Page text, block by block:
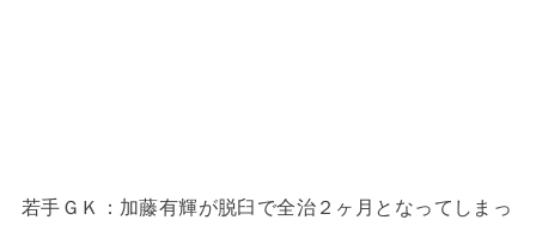
若手ＧＫ：加藤有輝が脱臼で全治２ヶ月となってしまっ